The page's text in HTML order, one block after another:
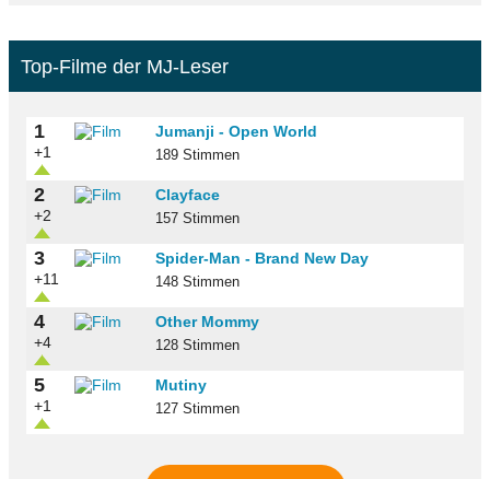
Top-Filme der MJ-Leser
1
+1
Jumanji - Open World
189 Stimmen
2
+2
Clayface
157 Stimmen
3
+11
Spider-Man - Brand New Day
148 Stimmen
4
+4
Other Mommy
128 Stimmen
5
+1
Mutiny
127 Stimmen